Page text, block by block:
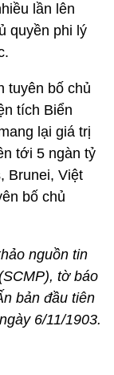
lần lên
quyền phi lý
tuyên bố chủ
tích Biển
lại giá trị
tới 5 ngàn tỷ
Brunei, Việt
bố chủ
nguồn tin
tờ báo
bản đầu tiên
6/11/1903.